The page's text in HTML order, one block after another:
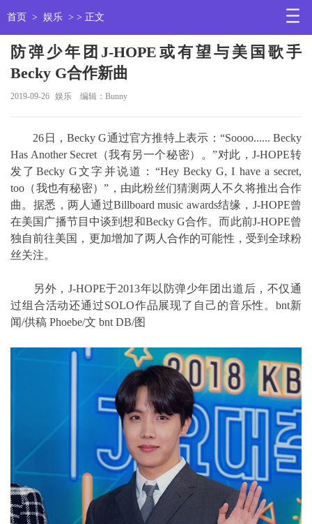
首页 > 娱乐 > > 正文
防弹少年团J-HOPE或有望与美国歌手
Becky G合作新曲
2019-09-26 娱乐 编辑：Bunny
26日，Becky G通过官方推特上表示：“Soooo...... Becky
Has Another Secret（我有另一个秘密）。”对此，J-HOPE转
发了Becky G文字并说道：“Hey Becky G, I have a secret,
too（我也有秘密）”，由此粉丝们猜测两人不久将推出合作
曲。据悉，两人通过Billboard music awards结缘，J-HOPE曾
在美国广播节目中谈到想和Becky G合作。而此前J-HOPE曾
独自前往美国，更加增加了两人合作的可能性，受到全球粉
丝关注。
另外，J-HOPE于2013年以防弹少年团出道后，不仅通
过组合活动还通过SOLO作品展现了自己的音乐性。bnt新
闻/供稿 Phoebe/文 bnt DB/图